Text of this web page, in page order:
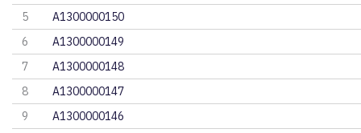
5
A1300000150
6
A1300000149
7
A1300000148
8
A1300000147
9
A1300000146